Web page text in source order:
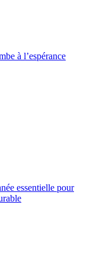
à l’espérance
essentielle pour